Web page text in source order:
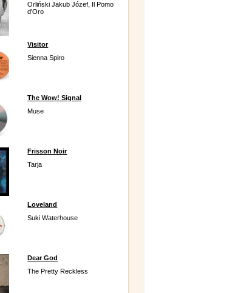
Orliński Jakub Józef, Il Pomo
d'Oro
Visitor
Sienna Spiro
The Wow! Signal
Muse
Frisson Noir
Tarja
Loveland
Suki Waterhouse
Dear God
The Pretty Reckless